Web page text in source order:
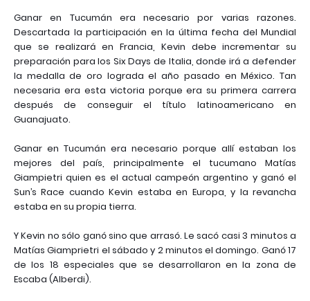
Ganar en Tucumán era necesario por varias razones.
Descartada la participación en la última fecha del Mundial
que se realizará en Francia, Kevin debe incrementar su
preparación para los Six Days de Italia, donde irá a defender
la medalla de oro lograda el año pasado en México. Tan
necesaria era esta victoria porque era su primera carrera
después de conseguir el título latinoamericano en
Guanajuato.
Ganar en Tucumán era necesario porque allí estaban los
mejores del país, principalmente el tucumano Matías
Giampietri quien es el actual campeón argentino y ganó el
Sun’s Race cuando Kevin estaba en Europa, y la revancha
estaba en su propia tierra.
Y Kevin no sólo ganó sino que arrasó. Le sacó casi 3 minutos a
Matías Giamprietri el sábado y 2 minutos el domingo. Ganó 17
de los 18 especiales que se desarrollaron en la zona de
Escaba (Alberdi).